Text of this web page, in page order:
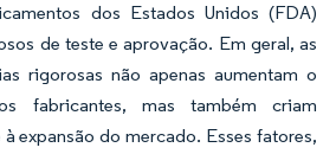
dos Estados Unidos (FDA)
de teste e aprovação. Em geral, as
rigorosas não apenas aumentam o
fabricantes, mas também criam
expansão do mercado. Esses fatores,